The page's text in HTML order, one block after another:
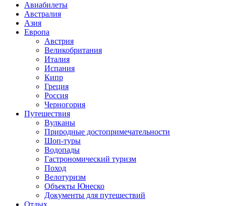
Авиабилеты
Австралия
Азия
Европа
Австрия
Великобритания
Италия
Испания
Кипр
Греция
Россия
Черногория
Путешествия
Вулканы
Природные достопримечательности
Шоп-туры
Водопады
Гастрономический туризм
Поход
Велотуризм
Объекты Юнеско
Документы для путешествий
Отдых